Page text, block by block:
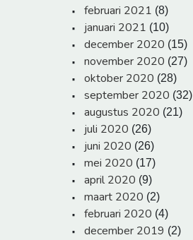
februari 2021 (8)
januari 2021 (10)
december 2020 (15)
november 2020 (27)
oktober 2020 (28)
september 2020 (32)
augustus 2020 (21)
juli 2020 (26)
juni 2020 (26)
mei 2020 (17)
april 2020 (9)
maart 2020 (2)
februari 2020 (4)
december 2019 (2)